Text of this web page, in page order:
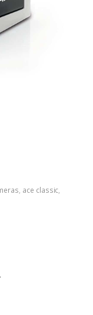
ace classic